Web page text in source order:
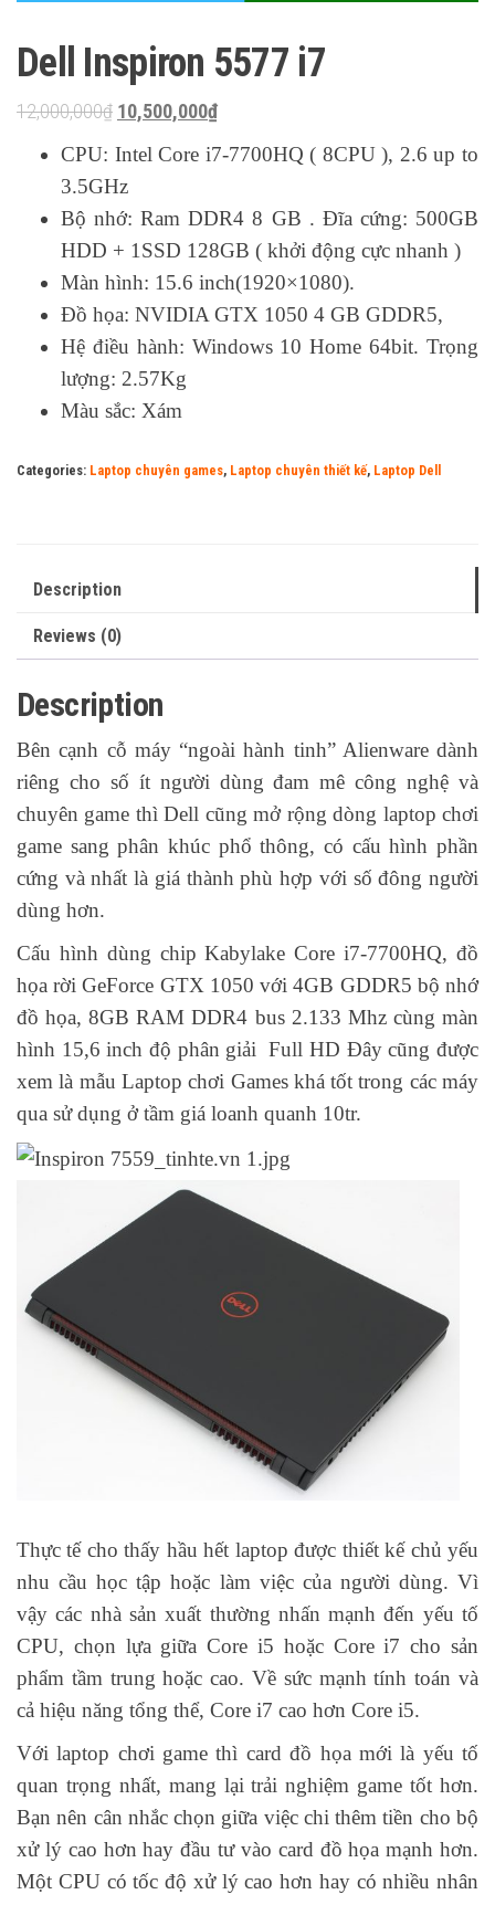
Dell Inspiron 5577 i7
12,000,000₫ Original
10,500,000₫Current
CPU: Intel Core i7-7700HQ ( 8CPU ), 2.6 up to
3.5GHz
Bộ nhớ: Ram DDR4 8 GB . Đĩa cứng: 500GB
HDD + 1SSD 128GB ( khởi động cực nhanh )
Màn hình: 15.6 inch(1920×1080).
Đồ họa: NVIDIA GTX 1050 4 GB GDDR5,
Hệ điều hành: Windows 10 Home 64bit. Trọng
lượng: 2.57Kg
Màu sắc: Xám
Categories: Laptop chuyên games, Laptop chuyên thiết kế, Laptop Dell
Description
Reviews (0)
Description
Bên cạnh cỗ máy “ngoài hành tinh” Alienware dành
riêng cho số ít người dùng đam mê công nghệ và
chuyên game thì Dell cũng mở rộng dòng laptop chơi
game sang phân khúc phổ thông, có cấu hình phần
cứng và nhất là giá thành phù hợp với số đông người
dùng hơn.
Cấu hình dùng chip Kabylake Core i7-7700HQ, đồ
họa rời GeForce GTX 1050 với 4GB GDDR5 bộ nhớ
đồ họa, 8GB RAM DDR4 bus 2.133 Mhz cùng màn
hình 15,6 inch độ phân giải Full HD Đây cũng được
xem là mẫu Laptop chơi Games khá tốt trong các máy
qua sử dụng ở tầm giá loanh quanh 10tr.
Thực tế cho thấy hầu hết laptop được thiết kế chủ yếu
nhu cầu học tập hoặc làm việc của người dùng. Vì
vậy các nhà sản xuất thường nhấn mạnh đến yếu tố
CPU, chọn lựa giữa Core i5 hoặc Core i7 cho sản
phẩm tầm trung hoặc cao. Về sức mạnh tính toán và
cả hiệu năng tổng thể, Core i7 cao hơn Core i5.
Với laptop chơi game thì card đồ họa mới là yếu tố
quan trọng nhất, mang lại trải nghiệm game tốt hơn.
Bạn nên cân nhắc chọn giữa việc chi thêm tiền cho bộ
xử lý cao hơn hay đầu tư vào card đồ họa mạnh hơn.
Một CPU có tốc độ xử lý cao hơn hay có nhiều nhân